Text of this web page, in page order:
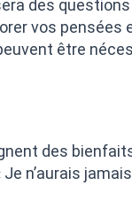
des
vos
être
des
n’aurais